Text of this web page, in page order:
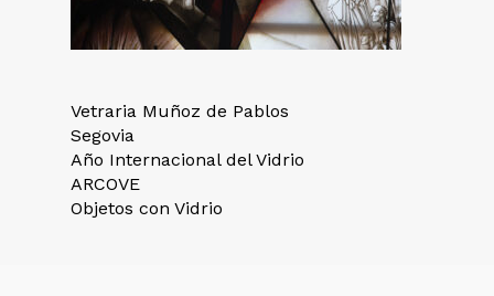
Vetraria Muñoz de Pablos
Segovia
Año Internacional del Vidrio
ARCOVE
Objetos con Vidrio